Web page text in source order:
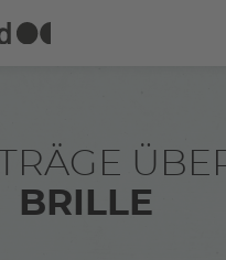
BRILLE